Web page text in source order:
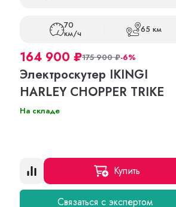
70
км/ч 65 км
164 900 ₽175 900₽-6%
Электроскутер IKINGI
HARLEY CHOPPER TRIKE
На складе
Купить
Связаться с экспертом